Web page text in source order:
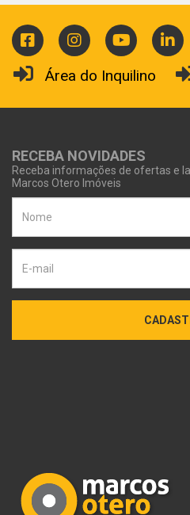
Área do Inquilino
RECEBA NOVIDADES
Receba informações de ofertas e
Marcos Otero Imóveis